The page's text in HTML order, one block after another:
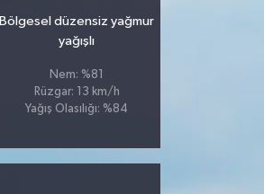
Bölgesel düzensiz yağmur
yağışlı
Nem: %81
Rüzgar: 13 km/h
Yağış Olasılığı: %84